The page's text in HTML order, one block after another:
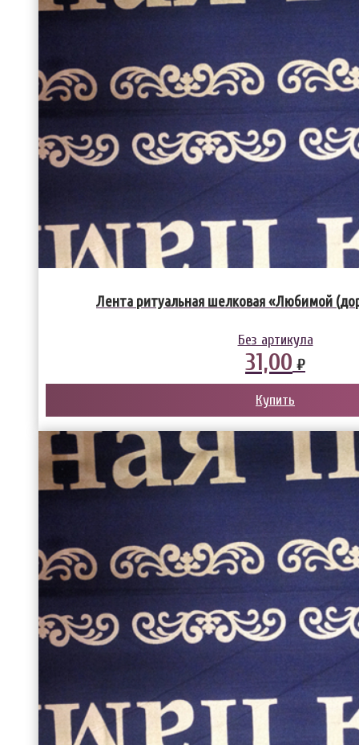
Лента ритуальная шелковая «Любимой
Без артикула
31,00 ₽
Купить